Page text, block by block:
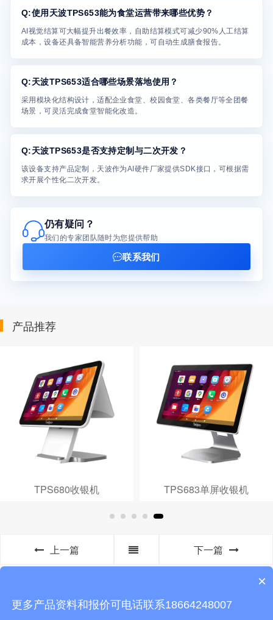
Q:使用天波TPS653能为食堂运营带来哪些优势？
AI视觉结算可大幅提升出餐效率，自助结算模式可减少90%人工结算
成本，设备还具备智能营养分析功能，可自动生成膳食报告。
Q:天波TPS653适合哪些场景落地使用？
采用模块化结构设计，适配企业食堂、校园食堂、各类餐厅等全团餐
场景，可灵活完成食堂智能化改造。
Q:天波TPS653是否支持定制与二次开发？
该设备支持产品定制，天波作为AI硬件厂家提供SDK接口，可根据需
求开展个性化二次开发。
仍有疑问？
我们的专家团队随时为您提供帮助
联系我们
产品推荐
TPS680收银机 TPS683单屏收银机
上一篇 下一篇
×
更多产品资料和报价可电话联系18664248007